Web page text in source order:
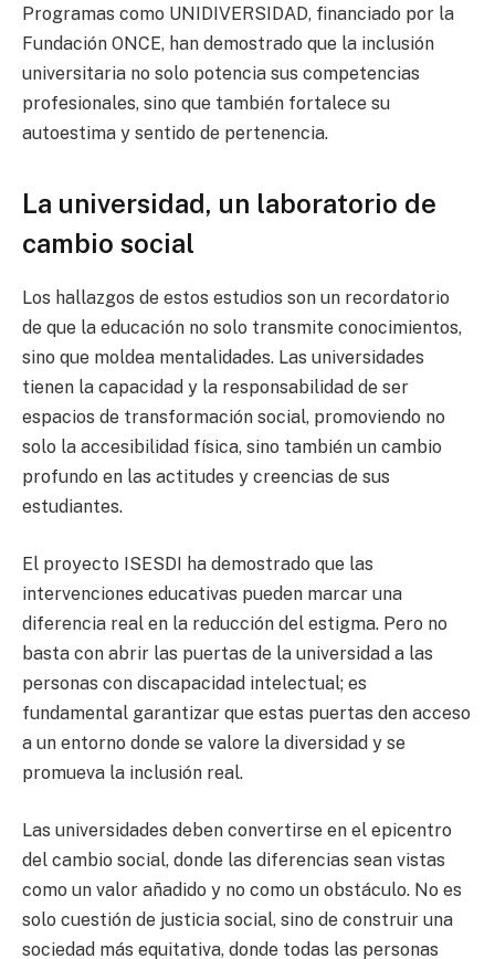
Programas como UNIDIVERSIDAD, financiado por la
Fundación ONCE, han demostrado que la inclusión
universitaria no solo potencia sus competencias
profesionales, sino que también fortalece su
autoestima y sentido de pertenencia.
La universidad, un laboratorio de
cambio social
Los hallazgos de estos estudios son un recordatorio
de que la educación no solo transmite conocimientos,
sino que moldea mentalidades. Las universidades
tienen la capacidad y la responsabilidad de ser
espacios de transformación social, promoviendo no
solo la accesibilidad física, sino también un cambio
profundo en las actitudes y creencias de sus
estudiantes.
El proyecto ISESDI ha demostrado que las
intervenciones educativas pueden marcar una
diferencia real en la reducción del estigma. Pero no
basta con abrir las puertas de la universidad a las
personas con discapacidad intelectual; es
fundamental garantizar que estas puertas den acceso
a un entorno donde se valore la diversidad y se
promueva la inclusión real.
Las universidades deben convertirse en el epicentro
del cambio social, donde las diferencias sean vistas
como un valor añadido y no como un obstáculo. No es
solo cuestión de justicia social, sino de construir una
sociedad más equitativa, donde todas las personas